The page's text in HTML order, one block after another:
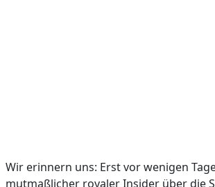
Wir erinnern uns: Erst vor wenigen
mutmaßlicher royaler Insider über die